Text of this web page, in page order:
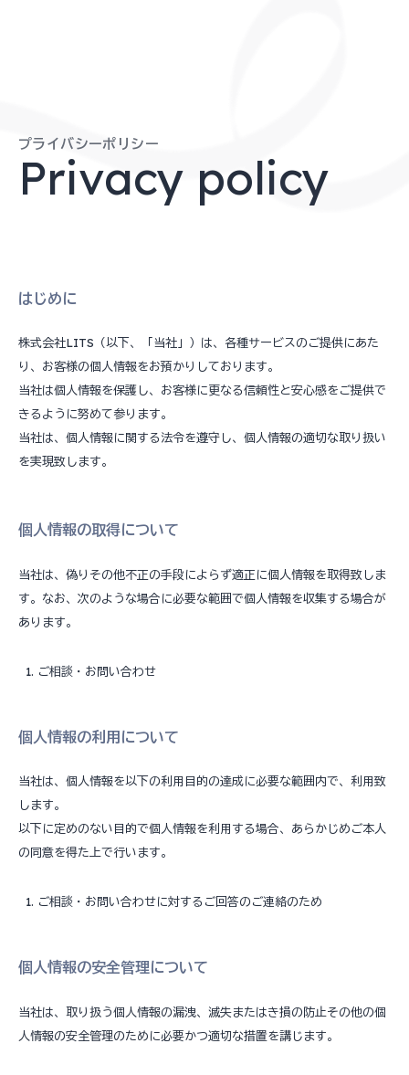
プライバシーポリシー
Privacy policy
はじめに
株式会社LITS（以下、「当社」）は、各種サービスのご提供にあた
り、お客様の個人情報をお預かりしております。
当社は個人情報を保護し、お客様に更なる信頼性と安心感をご提供で
きるように努めて参ります。
当社は、個人情報に関する法令を遵守し、個人情報の適切な取り扱い
を実現致します。
個人情報の取得について
当社は、偽りその他不正の手段によらず適正に個人情報を取得致しま
す。なお、次のような場合に必要な範囲で個人情報を収集する場合が
あります。
ご相談・お問い合わせ
個人情報の利用について
当社は、個人情報を以下の利用目的の達成に必要な範囲内で、利用致
します。
以下に定めのない目的で個人情報を利用する場合、あらかじめご本人
の同意を得た上で行います。
ご相談・お問い合わせに対するご回答のご連絡のため
個人情報の安全管理について
当社は、取り扱う個人情報の漏洩、滅失またはき損の防止その他の個
人情報の安全管理のために必要かつ適切な措置を講じます。